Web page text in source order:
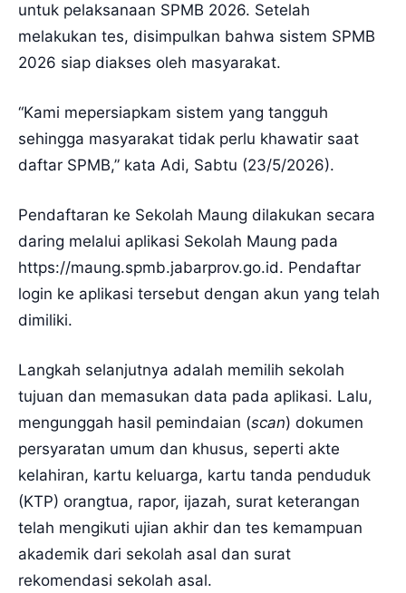
untuk pelaksanaan SPMB 2026. Setelah
melakukan tes, disimpulkan bahwa sistem SPMB
2026 siap diakses oleh masyarakat.
“Kami mepersiapkam sistem yang tangguh
sehingga masyarakat tidak perlu khawatir saat
daftar SPMB,” kata Adi, Sabtu (23/5/2026).
Pendaftaran ke Sekolah Maung dilakukan secara
daring melalui aplikasi Sekolah Maung pada
https://maung.spmb.jabarprov.go.id. Pendaftar
login ke aplikasi tersebut dengan akun yang telah
dimiliki.
Langkah selanjutnya adalah memilih sekolah
tujuan dan memasukan data pada aplikasi. Lalu,
mengunggah hasil pemindaian (scan) dokumen
persyaratan umum dan khusus, seperti akte
kelahiran, kartu keluarga, kartu tanda penduduk
(KTP) orangtua, rapor, ijazah, surat keterangan
telah mengikuti ujian akhir dan tes kemampuan
akademik dari sekolah asal dan surat
rekomendasi sekolah asal.